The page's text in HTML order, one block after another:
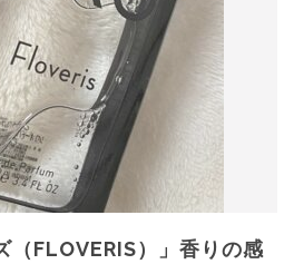
（FLOVERIS）」香りの感